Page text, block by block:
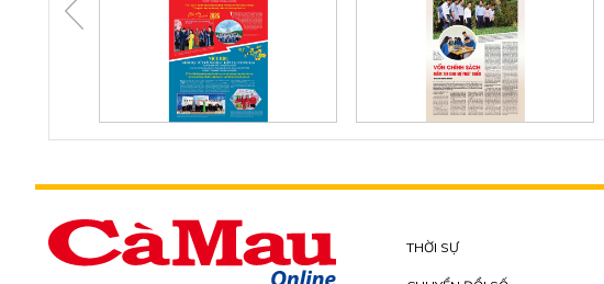
THỜI SỰ